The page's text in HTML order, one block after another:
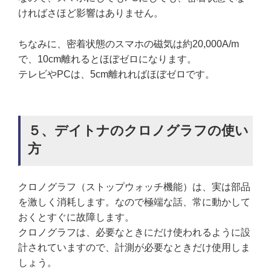
ければさほど影響はありません。
ちなみに、密着状態のスマホの磁気は約20,000A/m
で、10cm離れるとほぼゼロになります。
テレビやPCは、5cm離れればほぼゼロです。
５、デイトナのクロノグラフの使い
方
クロノグラフ（ストップウォッチ機能）は、実は部品
を激しく消耗します。なので極端な話、常に動かして
おくとすぐに故障します。
クロノグラフは、必要なときにだけ使われるように設
計されていますので、計測が必要なときだけ使用しま
しょう。